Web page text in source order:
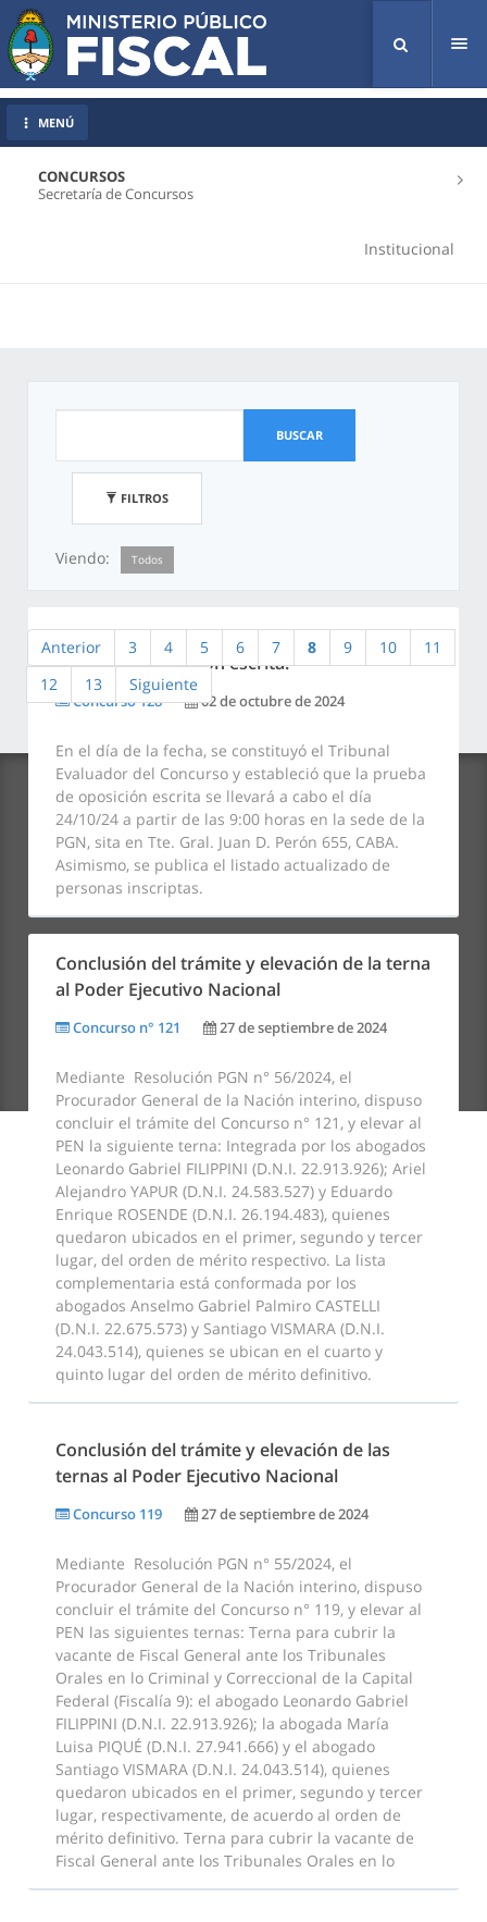
CONCURSOS
Secretaría de Concursos
Institucional
MENÚ
BUSCAR
FILTROS
Viendo: Todos
Constitución del Tribunal Evaluador y fecha de
prueba de oposición escrita.
Concurso 128 02 de octubre de 2024
En el día de la fecha, se constituyó el Tribunal
Evaluador del Concurso y estableció que la prueba
de oposición escrita se llevará a cabo el día
24/10/24 a partir de las 9:00 horas en la sede de la
PGN, sita en Tte. Gral. Juan D. Perón 655, CABA.
Asimismo, se publica el listado actualizado de
personas inscriptas.
Conclusión del trámite y elevación de la terna
al Poder Ejecutivo Nacional
Concurso n° 121 27 de septiembre de 2024
Mediante Resolución PGN n° 56/2024, el
Procurador General de la Nación interino, dispuso
concluir el trámite del Concurso n° 121, y elevar al
PEN la siguiente terna: Integrada por los abogados
Leonardo Gabriel FILIPPINI (D.N.I. 22.913.926); Ariel
Alejandro YAPUR (D.N.I. 24.583.527) y Eduardo
Enrique ROSENDE (D.N.I. 26.194.483), quienes
quedaron ubicados en el primer, segundo y tercer
lugar, del orden de mérito respectivo. La lista
complementaria está conformada por los
abogados Anselmo Gabriel Palmiro CASTELLI
(D.N.I. 22.675.573) y Santiago VISMARA (D.N.I.
24.043.514), quienes se ubican en el cuarto y
quinto lugar del orden de mérito definitivo.
Conclusión del trámite y elevación de las
ternas al Poder Ejecutivo Nacional
Concurso 119 27 de septiembre de 2024
Mediante Resolución PGN n° 55/2024, el
Procurador General de la Nación interino, dispuso
concluir el trámite del Concurso n° 119, y elevar al
PEN las siguientes ternas: Terna para cubrir la
vacante de Fiscal General ante los Tribunales
Orales en lo Criminal y Correccional de la Capital
Federal (Fiscalía 9): el abogado Leonardo Gabriel
FILIPPINI (D.N.I. 22.913.926); la abogada María
Luisa PIQUÉ (D.N.I. 27.941.666) y el abogado
Santiago VISMARA (D.N.I. 24.043.514), quienes
quedaron ubicados en el primer, segundo y tercer
lugar, respectivamente, de acuerdo al orden de
mérito definitivo. Terna para cubrir la vacante de
Fiscal General ante los Tribunales Orales en lo
Anterior 3 4 5 6 7 8 9 10
11
12
13 Siguiente
Redes:
Procuración General de la Nación
Teléfono: +54 11 4338-4300